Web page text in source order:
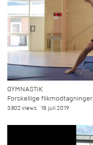
GYMNASTIK
Forskellige flikmodtagninger
3.802 views 18. juli 2019